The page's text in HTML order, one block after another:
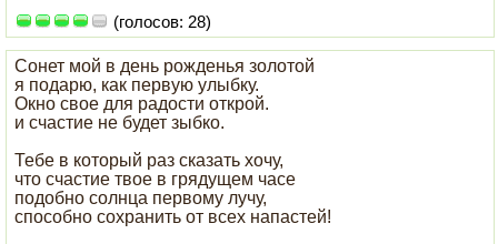
(голосов: 28)
Сонет мой в день рожденья золотой
я подарю, как первую улыбку.
Окно свое для радости открой.
и счастие не будет зыбко.
Тебе в который раз сказать хочу,
что счастие твое в грядущем часе
подобно солнца первому лучу,
способно сохранить от всех напастей!